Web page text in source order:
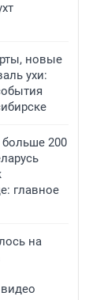
новые
ухи:
200
главное
на